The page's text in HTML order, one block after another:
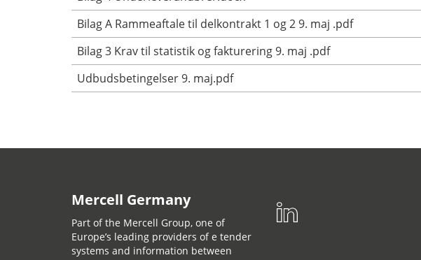
Bilag A Rammeaftale til delkontrakt 1 og 2 9. maj .pdf
Bilag 3 Krav til statistik og fakturering 9. maj .pdf
Udbudsbetingelser 9. maj.pdf
Mercell Germany
Part of the Mercell Group, one of
Europe’s leading providers of e tender
systems and information between